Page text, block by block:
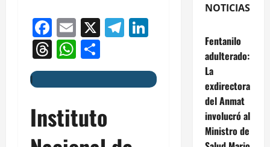
Facebook
Email
X Telegram
Threads
WhatsApp
I
Instituto
NOTICIAS
Fentanilo
adulterado:
La
exdirectora
del Anmat
involucró al
Ministro de